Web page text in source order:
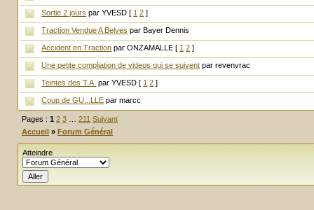
Sortie 2 jours par YVESD [ 1 2 ]
Traction Vendue A Belves par Bayer Dennis
Accident en Traction par ONZAMALLE [ 1 2 ]
Une petite compliation de videos qui se suivent par revenvrac
Teintes des T.A. par YVESD [ 1 2 ]
Coup de GU...LLE par marcc
Pages : 1 2 3 211 Suivant
Accueil » Forum Général
Atteindre